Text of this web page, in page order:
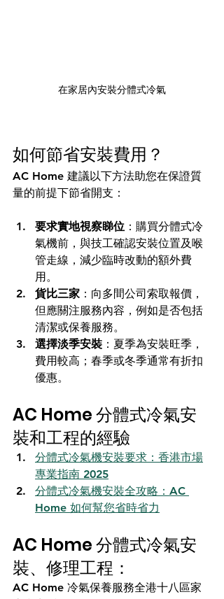
在家居內安裝分體式冷氣
如何節省安裝費用？
AC Home 建議以下方法助您在保證質
量的前提下節省開支：
要求實地視察睇位 ：購買分體式冷
氣機前，與技工確認安裝位置及喉
管走線，減少臨時改動的額外費
用。
貨比三家 ：向多間公司索取報價，
但應關注服務內容，例如是否包括
清潔或保養服務。
選擇淡季安裝 ：夏季為安裝旺季，
費用較高；春季或冬季通常有折扣
優惠。
AC Home 分體式冷氣安
裝和工程的經驗
分體式冷氣機安裝要求：香港市場
專業指南 2025
分體式冷氣機安裝全攻略：AC
Home 如何幫您省時省力
AC Home 分體式冷氣安
裝、修理工程：
AC Home 冷氣保養服務全港十八區家